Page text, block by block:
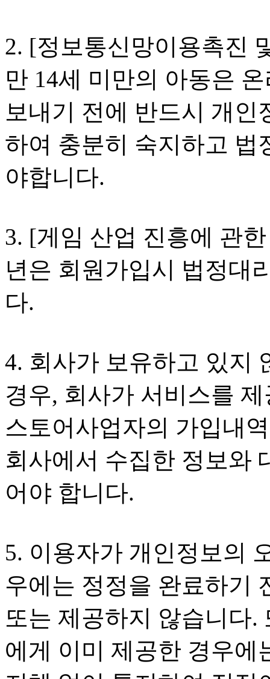
2. [정보통신망이용촉진
만 14세 미만의 아동은
보내기 전에 반드시 개인
하여 충분히 숙지하고 법
야합니다.
3. [게임 산업 진흥에 관
년은 회원가입시 법정대
다.
4. 회사가 보유하고 있지
경우, 회사가 서비스를
스토어사업자의 가입내
회사에서 수집한 정보와
어야 합니다.
5. 이용자가 개인정보의
우에는 정정을 완료하기
또는 제공하지 않습니다.
에게 이미 제공한 경우에